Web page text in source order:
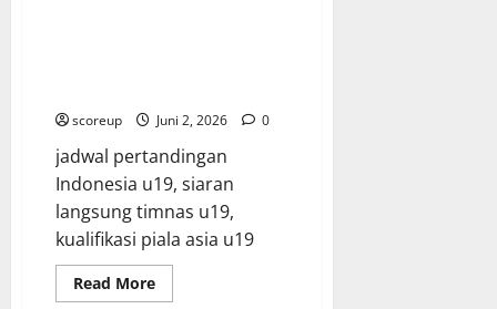
scoreup Juni 2, 2026 0
jadwal pertandingan
Indonesia u19, siaran
langsung timnas u19,
kualifikasi piala asia u19
Read MoreRead
more